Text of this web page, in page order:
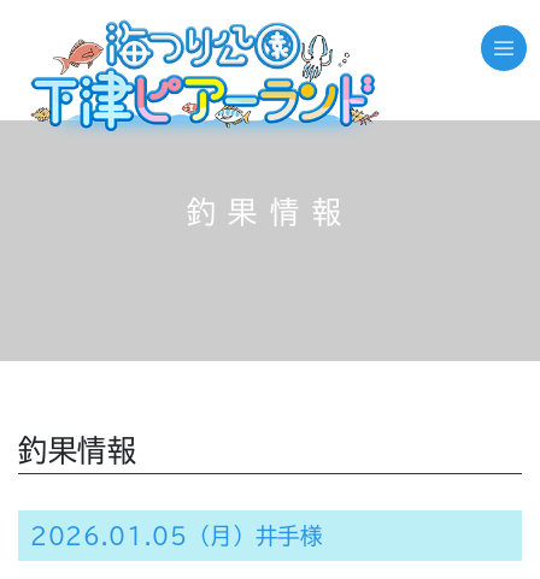
釣果情報
釣果情報
2026.01.05（月）井手様